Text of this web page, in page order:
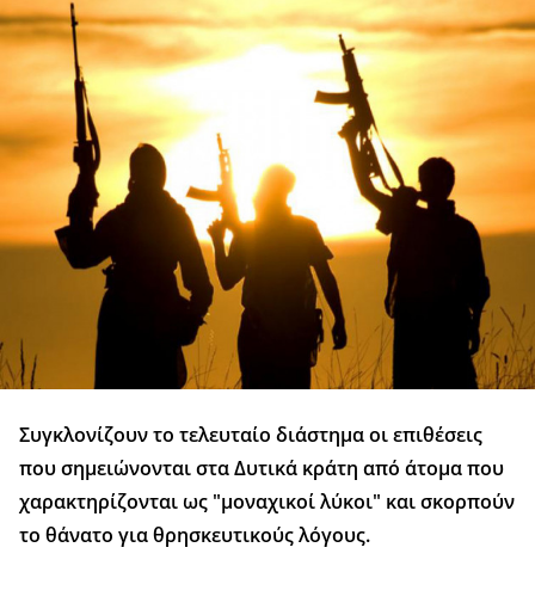
Συγκλονίζουν το τελευταίο διάστημα οι επιθέσεις
που σημειώνονται στα Δυτικά κράτη από άτομα που
χαρακτηρίζονται ως "μοναχικοί λύκοι" και σκορπούν
το θάνατο για θρησκευτικούς λόγους.